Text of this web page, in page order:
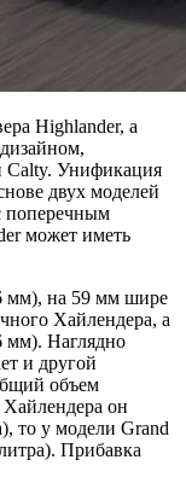
Highlander, а
Calty. Унификация
двух моделей
поперечным
может иметь
мм), на 59 мм шире
Хайлендера, а
мм). Наглядно
и другой
объем
Хайлендера он
то у модели Grand
Прибавка